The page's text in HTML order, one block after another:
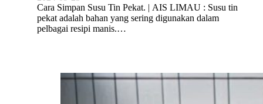
Cara Simpan Susu Tin Pekat. | AIS LIMAU : Susu tin
pekat adalah bahan yang sering digunakan dalam
pelbagai resipi manis.…